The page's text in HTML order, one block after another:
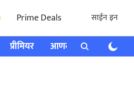
Prime Deals साईन इन
प्रीमियर आणखी राशी भविष्य